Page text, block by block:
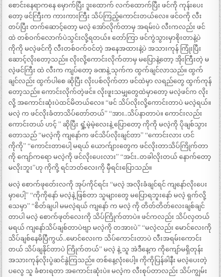
စောင်းနေရာကနေ မှောက်ပြီး ဒူးထောက် လက်ထောက်ပြီး ဖင်ကို ကုန်းပေး
တော့ ဖင်ကြီးက ကားကားကြီး သိပ်ကြည့်ကောင်းတယ်လေ။ ဖင်ဝကို လီး
တပ်ပြီး တက်ဆောင့်တော့ မလဲ့ အော်လိုက်တာမှ အရမ်းပဲ လီးကလည်း ဖင်
ထဲ တစ်ဝက်လောက်ပဲသွင်းလို့ရတယ်။ တော်ကြာ ဖင်ကွဲသွားမှာစိုးတာနဲ့ပဲ
ကိုကို မလဲ့ဖင်ကို လီးတစ်ဝက်ဝင်တဲ့ အနေအထားနဲ့ပဲ အသားကုန် ကြုံးပြီး
ဆောင့်လိုးတော့သည်။ လိုးလို့ကောင်းလိုက်တာမှ မပြောနဲ့တော့ အိုးကြီးတဲ့ မ
လဲ့ဖင်ကြီး ထဲ လီးက ကျပ်တော့ ခဏနဲ့ သုက်က ထွက်ချင်လာသည်။ ထွက်
ချင်လည်း ထွက်ပါစေ ဆိုပြီး လိုးပစ်လိုက်တာ ဖင်ထဲမှာ လရည်တွေ ထွက်ကုန်
တော့သည်။ ကောင်းလိုက်တဲ့ဖင်။ လိုးဖူးသမျှတွေထဲမှာတော့ မလဲ့ဖင်က လိုး
လို့ အကောင်းဆုံးပဲထင်မိတယ်လေ။ “ဖင် သိပ်လိုးလို့ကောင်းတာပဲ မလဲ့ရယ်။
မလဲ့ က ဖင်လိုးခံတာသိပ်တော်တယ်” “အား..သိပ်နာတာပဲ။ ကောင်းလည်း
ကောင်းတယ် ဟင့် ” ဆိုပြီး ရှုံ့မဲ့မဲ့လေးနဲ့ ပြောတော့ ကိုကို မလဲ့ကို ပိုချစ်သွား
တောသည် “မလဲ့ကို ကျနော်က ဖင်သိပ်လိုးချင်တာ” “ကောင်းလား ဟင်
ကိုကို” “ကောင်းတာပေါ့ မရယ် ယောက်ျားတွေက ဖင်လိုးတာသိပ်ကြိုက်တာ
ကို ကျော်ကရော မလဲ့ကို ဖင်လိုးပေးလား” “အင်း..တခါလိုးတယ် နောက်တော့
မလိုးဘူး”ဟု ကိုကို့ ရင်ဘတ်လေးကို မှီရင်းပြောသည်။
မလဲ့ စောက်ဖုတ်ေးလကို အုပ်ကိုင်ရင်း “မလဲ့ အလိုးခံချင်ရင် ကျနော်လိုးပေး
မှာပေါ့” “ကိုကိုနော် မလဲ့နဲ့ ဖြစ်တာ သူများတွေ မပြောရဘူးနော် မလဲ့ ရှက်လို့
သေမှာ” “စိတ်ချပါ မမလဲ့ရယ် ကျနော် က မလဲ့ ကို တိတ်တိတ်လေးချစ်ချင်
တာပါ မလဲ့ စောက်ဖုတ်လေးကို သိပ်ကြိုက်တာပဲ။ ဖင်ကလည်း သိပ်လှတယ်
မရယ် ကျနော်သိပ်ချစ်တာပဲဗျာ မလဲ့ကို တအားပဲ” “မလဲ့လည်း မောင်လေးကို
သိပ်ချစ်နေမိပြီကွယ်..မောင်လေးက သိပ်ကောင်းတာပဲ လီးအရမ်းကောင်း
တယ် သိပ်ချနိုင်တာပဲ ကြိုက်တယ်” မလဲ့ နဲ့ သူ အဲဒီနေ့က ကိုကျော်မရှိတုန်း
အသားကုန်လိုးပွဲဆင်နွဲကြသည်။ တစ်နေ့လုံးပေါ့။ ကိုကိုပြန်ခါနီး မလဲ့ပေးတဲ့
ပလွေ သူ ခံစားရတာ အကောင်းဆုံးပဲ။ မလဲ့က လီးစုပ်တာလည်း သိပ်ကျွမ်း